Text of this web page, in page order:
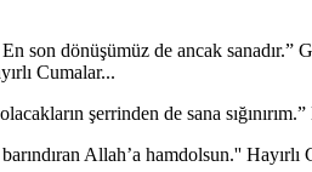
dönüşümüz de ancak sanadır.”
Cumalar...
şerrinden de sana
Allah’a hamdolsun.'' Hayırlı